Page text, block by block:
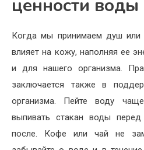
ценности воды
Когда мы принимаем душ или
влияет на кожу, наполняя ее
и для нашего организма.
заключается также в
организма. Пейте воду
выпивать стакан воды
после. Кофе или чай не